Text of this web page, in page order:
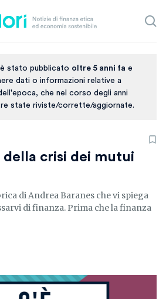
stato pubblicato oltre 5 anni fa e
dati o informazioni relative a
che nel corso degli anni
state riviste/corrette/aggiornate.
della crisi dei mutui
di Andrea Baranes che vi spiega
di finanza. Prima che la finanza